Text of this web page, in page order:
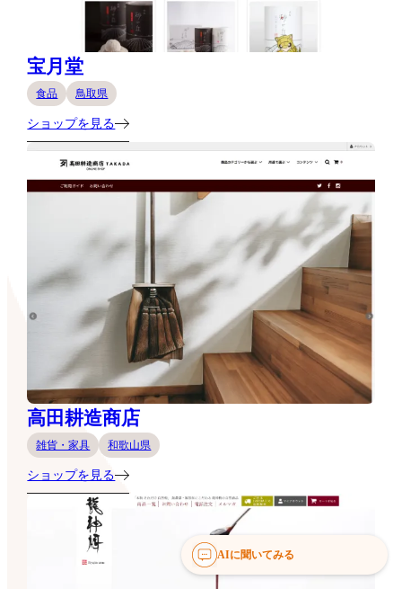
宝月堂
食品 鳥取県
ショップを見る
高田耕造商店
雑貨・家具 和歌山県
ショップを見る
AIに聞いてみる